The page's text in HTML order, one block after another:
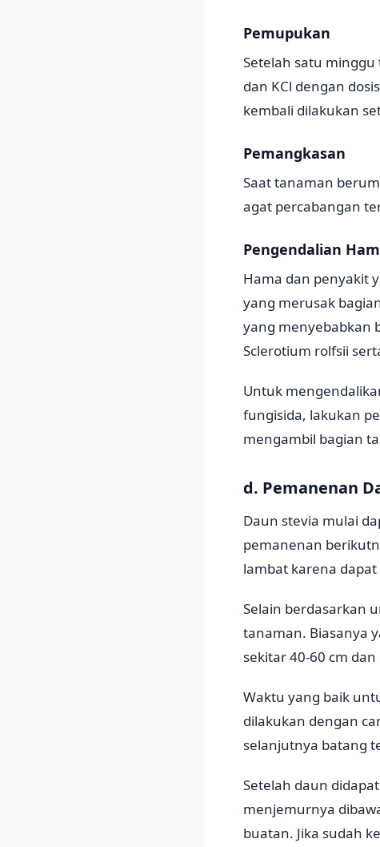
Pemupukan
Setelah satu
dan KCl dengan
kembali dilakukan
Pemangkasan
Saat tanaman
agat percabangan
Pengendalian
Hama dan penyakit
yang merusak
yang menyebabkan
Sclerotium rolfsii
Untuk
fungisida, lakukan
mengambil bagian
d. Pemanenan
Daun stevia mulai
pemanenan
lambat karena
Selain berdasarkan
tanaman. Biasanya
sekitar 40-60 cm
Waktu yang baik
dilakukan dengan
selanjutnya batang
Setelah daun
menjemurnya
buatan. Jika sudah